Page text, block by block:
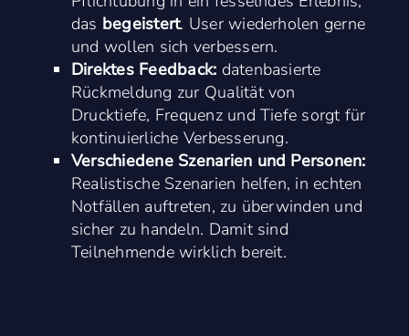
das begeistert. User wiederholen gerne
und wollen sich verbessern.
DirektesFeedback: datenbasierte
Rückmeldung zur Qualität von
Drucktiefe, Frequenz und Tiefe sorgt für
kontinuierliche Verbesserung.
Verschiedene Szenarien und Personen:
Realistische Szenarien helfen, in echten
Notfällen auftreten, zu überwinden und
sicher zu handeln. Damit sind
Teilnehmende wirklich bereit.